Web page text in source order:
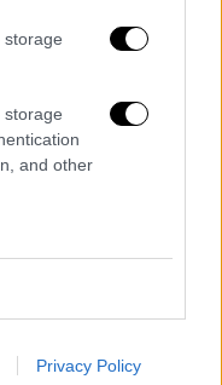
storage
storage
and other
Privacy Policy
ανάδειξή του.
Θερμών, εκτός
αποτελεί
ιστορική αξία.
των σωζόμενων